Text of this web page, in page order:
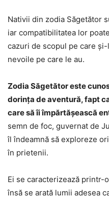
Nativii din zodia Săgetător
iar compatibilitatea lor
cazuri de scopul pe care
nevoile pe care le au.
Zodia Săgetător este
dorința de aventură, fapt
care să îi împărtășească
semn de foc, guvernat de
îl îndeamnă să exploreze
în prietenii.
Ei se caracterizează printr-
însă se arată lumii adesea